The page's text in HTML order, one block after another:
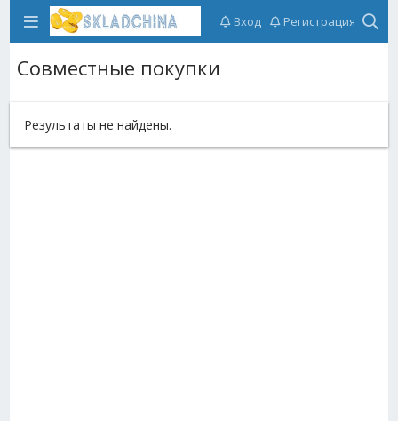
Вход Регистрация
Совместные покупки
Результаты не найдены.